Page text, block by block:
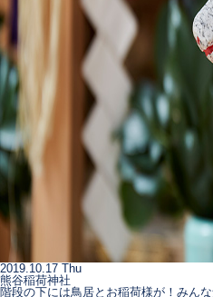
2019.10.17 Thu
熊谷稲荷神社
階段の下には鳥居とお稲荷様が！みん